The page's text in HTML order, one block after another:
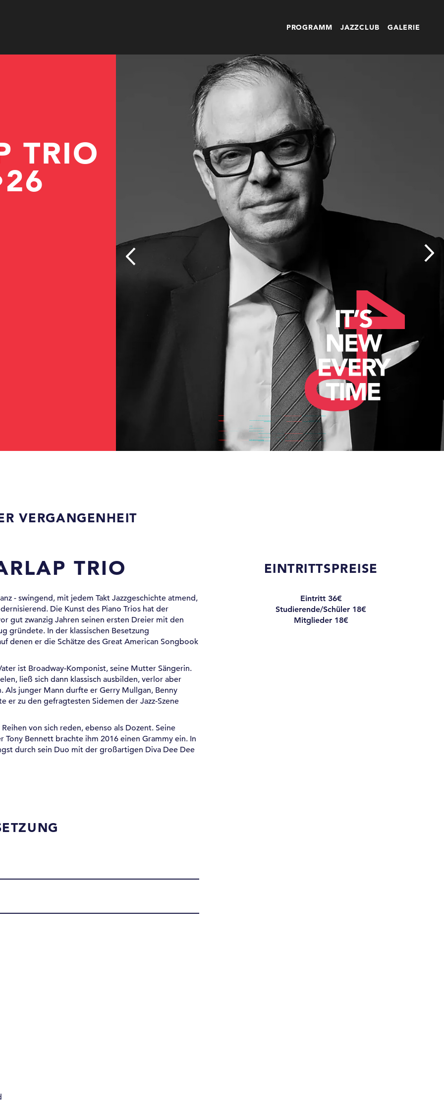
PROGRAMM JAZZCLUB GALERIE
TRIO
VERGANGENHEIT
TRIO
- swingend, mit jedem Takt Jazzgeschichte atmend,
Die Kunst des Piano Trios hat der
gut zwanzig Jahren seinen ersten Dreier mit den
gründete. In der klassischen Besetzung
denen er die Schätze des Great American Songbook
ist Broadway-Komponist, seine Mutter Sängerin.
ließ sich dann klassisch ausbilden, verlor aber
Als junger Mann durfte er Gerry Mullgan, Benny
er zu den gefragtesten Sidemen der Jazz-Szene
von sich reden, ebenso als Dozent. Seine
Bennett brachte ihm 2016 einen Grammy ein. In
durch sein Duo mit der großartigen Diva Dee Dee
EINTRITTSPREISE
Eintritt 36€
Studierende/Schüler 18€
Mitglieder 18€